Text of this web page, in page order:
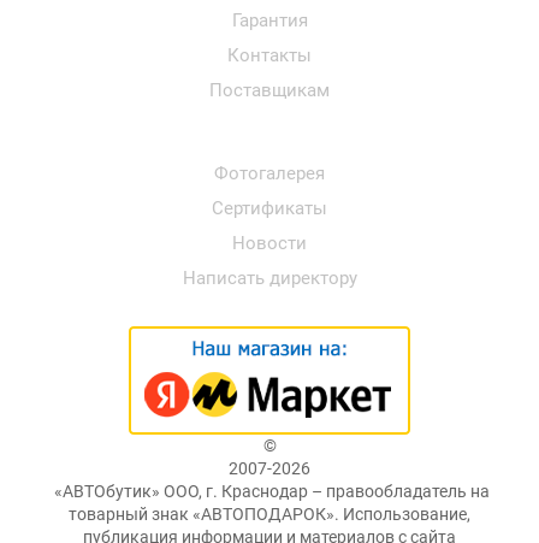
Гарантия
Контакты
Поставщикам
Фотогалерея
Сертификаты
Новости
Написать директору
©
2007-2026
«АВТОбутик» ООО, г. Краснодар – правообладатель на
товарный знак «АВТОПОДАРОК». Использование,
публикация информации и материалов с сайта